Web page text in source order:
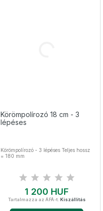
Körömpolírozó 18 cm - 3
lépéses
Körömpolírozó - 3 lépéses Teljes hossz
= 180 mm
Ár
1 200 HUF
Tartalmazza az ÁFÁ-t. Kiszállítás